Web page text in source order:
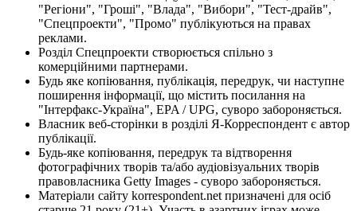
"Регіони", "Гроші", "Влада", "Вибори", "Тест-драйв",
"Спецпроекти", "Промо" публікуються на правах
реклами.
Розділ Спецпроекти створюється спільно з
комерційними партнерами.
Будь яке копіювання, публікація, передрук, чи наступне
поширення інформації, що містить посилання на
"Інтерфакс-Україна", EPA / UPG, суворо забороняється.
Власник веб-сторінки в розділі Я-Корреспондент є автор
публікації.
Будь-яке копіювання, передрук та відтворення
фотографічних творів та/або аудіовізуальних творів
правовласника Getty Images - суворо забороняється.
Матеріали сайту korrespondent.net призначені для осіб